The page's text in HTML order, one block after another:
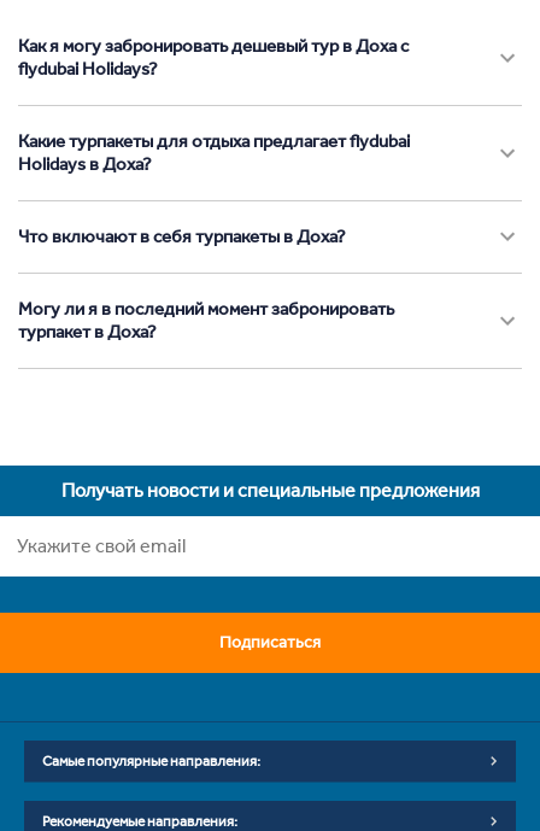
Как я могу забронировать дешевый тур в Доха с
flydubai Holidays?
Какие турпакеты для отдыха предлагает flydubai
Holidays в Доха?
Что включают в себя турпакеты в Доха?
Могу ли я в последний момент забронировать
турпакет в Доха?
Получать новости и специальные предложения
Подписаться
Самые популярные направления:
Рекомендуемые направления: